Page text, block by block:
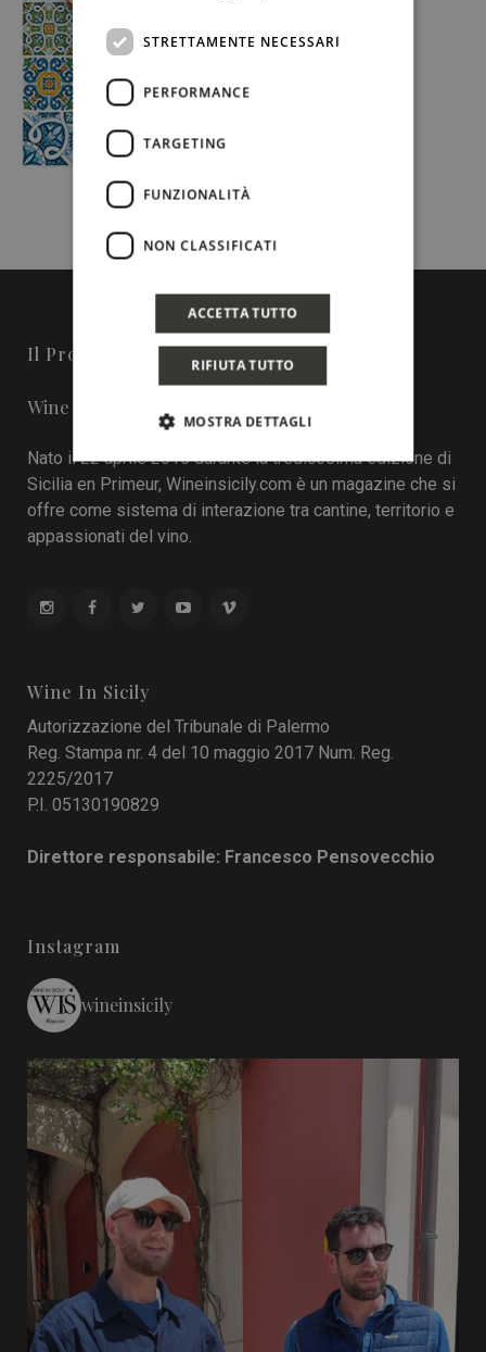
Il Progetto
Wine in Sicily - Online Magazine
Nato il 22 aprile 2016 durante la tredicesima edizione di
Sicilia en Primeur, Wineinsicily.com è un magazine che si
offre come sistema di interazione tra cantine, territorio e
appassionati del vino.
Wine In Sicily
Autorizzazione del Tribunale di Palermo
Reg. Stampa nr. 4 del 10 maggio 2017 Num. Reg.
2225/2017
P.I. 05130190829
Direttore responsabile: Francesco Pensovecchio
Instagram
wineinsicily
STRETTAMENTE NECESSARI
PERFORMANCE
TARGETING
FUNZIONALITÀ
NON CLASSIFICATI
ACCETTA TUTTO
RIFIUTA TUTTO
MOSTRA DETTAGLI